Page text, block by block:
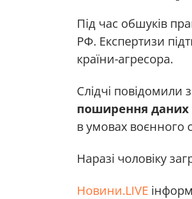
Під час обшуків
РФ. Експертизи
країни-агресора.
Слідчі повідомили
поширення даних
в умовах воєнного
Наразі чоловіку
Новини.LIVE